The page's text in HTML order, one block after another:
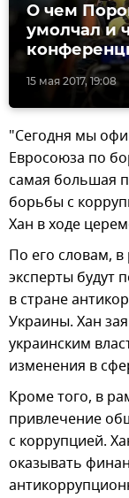
15 мая 2017, 19:08
О чем
умолчал и
"Сегодня мы
Евросоюза по
самая большая
борьбы с
Хан в ходе
По его словам,
эксперты будут
в стране
Украины. Хан
украинским
изменения в
Кроме того, в
привлечение
с коррупцией.
оказывать